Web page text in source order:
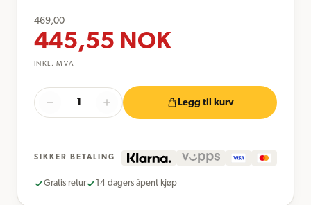
469,00
445,55 NOK
INKL. MVA
Legg til kurv
SIKKER BETALING
Gratis retur 14 dagers åpent kjøp